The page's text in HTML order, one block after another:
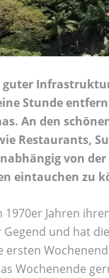
Stunde
An den
Restaurants,
von
eintauchen zu
1970er Jahren
und hat
Wochenende